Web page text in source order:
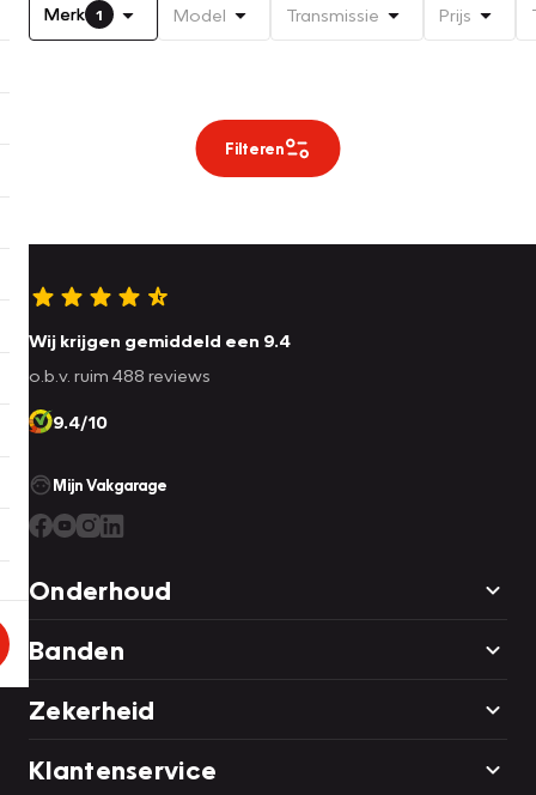
Merk 1 Model Transmissie Prijs
Filteren
Wij krijgen gemiddeld een 9.4
o.b.v. ruim 488 reviews
9.4/10
Mijn Vakgarage
Onderhoud
Banden
Zekerheid
Klantenservice